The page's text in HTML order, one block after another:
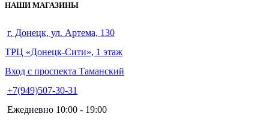
НАШИ МАГАЗИНЫ
г. Донецк, ул. Артема, 130
ТРЦ «Донецк-Сити», 1 этаж
Вход с проспекта Таманский
+7(949)507-30-31
Ежедневно 10:00 - 19:00